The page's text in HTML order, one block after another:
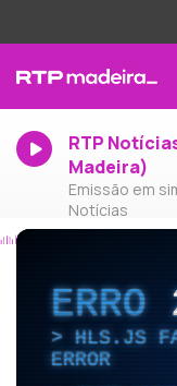
RTP
Madeira)
Emissão em
Notícias
ERRO
HLS.JS
ERROR